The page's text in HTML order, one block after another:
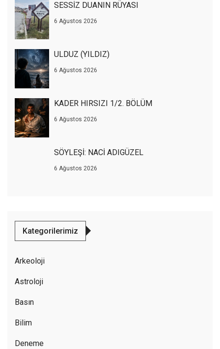
SESSİZ DUANIN RÜYASI
6 Ağustos 2026
ULDUZ (YILDIZ)
6 Ağustos 2026
KADER HIRSIZI 1/2. BÖLÜM
6 Ağustos 2026
SÖYLEŞİ: NACİ ADIGÜZEL
6 Ağustos 2026
Kategorilerimiz
Arkeoloji
Astroloji
Basın
Bilim
Deneme